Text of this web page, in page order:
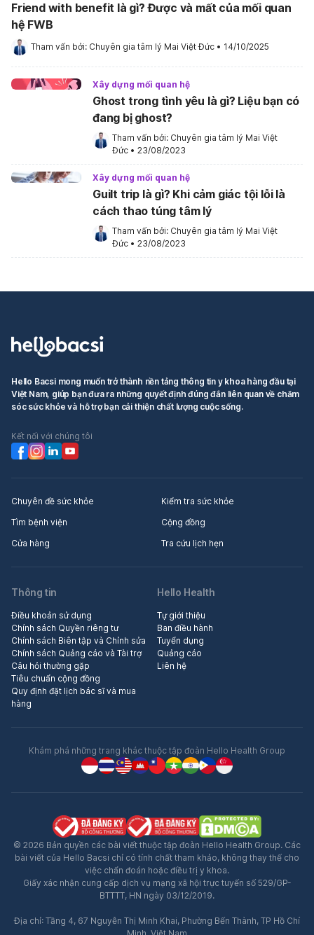
Friend with benefit là gì? Được và mất của mối quan
hệ FWB
Tham vấn bởi: Chuyên gia tâm lý Mai Việt Đức • 14/10/2025
Xây dựng mối quan hệ
Ghost trong tình yêu là gì? Liệu bạn có
đang bị ghost?
Tham vấn bởi: Chuyên gia tâm lý Mai Việt
Đức • 23/08/2023
Xây dựng mối quan hệ
Guilt trip là gì? Khi cảm giác tội lỗi là
cách thao túng tâm lý
Tham vấn bởi: Chuyên gia tâm lý Mai Việt
Đức • 23/08/2023
Hello Bacsi mong muốn trở thành nền tảng thông tin y khoa hàng đầu tại
Việt Nam, giúp bạn đưa ra những quyết định đúng đắn liên quan về chăm
sóc sức khỏe và hỗ trợ bạn cải thiện chất lượng cuộc sống.
Kết nối với chúng tôi
Chuyên đề sức khỏe
Kiểm tra sức khỏe
Tìm bệnh viện
Cộng đồng
Cửa hàng
Tra cứu lịch hẹn
Thông tin
Điều khoản sử dụng
Chính sách Quyền riêng tư
Chính sách Biên tập và Chỉnh sửa
Chính sách Quảng cáo và Tài trợ
Câu hỏi thường gặp
Tiêu chuẩn cộng đồng
Quy định đặt lịch bác sĩ và mua
hàng
Hello Health
Tự giới thiệu
Ban điều hành
Tuyển dụng
Quảng cáo
Liên hệ
Khám phá những trang khác thuộc tập đoàn Hello Health Group
© 2026 Bản quyền các bài viết thuộc tập đoàn Hello Health Group. Các
bài viết của Hello Bacsi chỉ có tính chất tham khảo, không thay thế cho
việc chẩn đoán hoặc điều trị y khoa.
Giấy xác nhận cung cấp dịch vụ mạng xã hội trực tuyến số 529/GP-
BTTTT, HN ngày 03/12/2019.
Địa chỉ: Tầng 4, 67 Nguyễn Thị Minh Khai, Phường Bến Thành, TP Hồ Chí